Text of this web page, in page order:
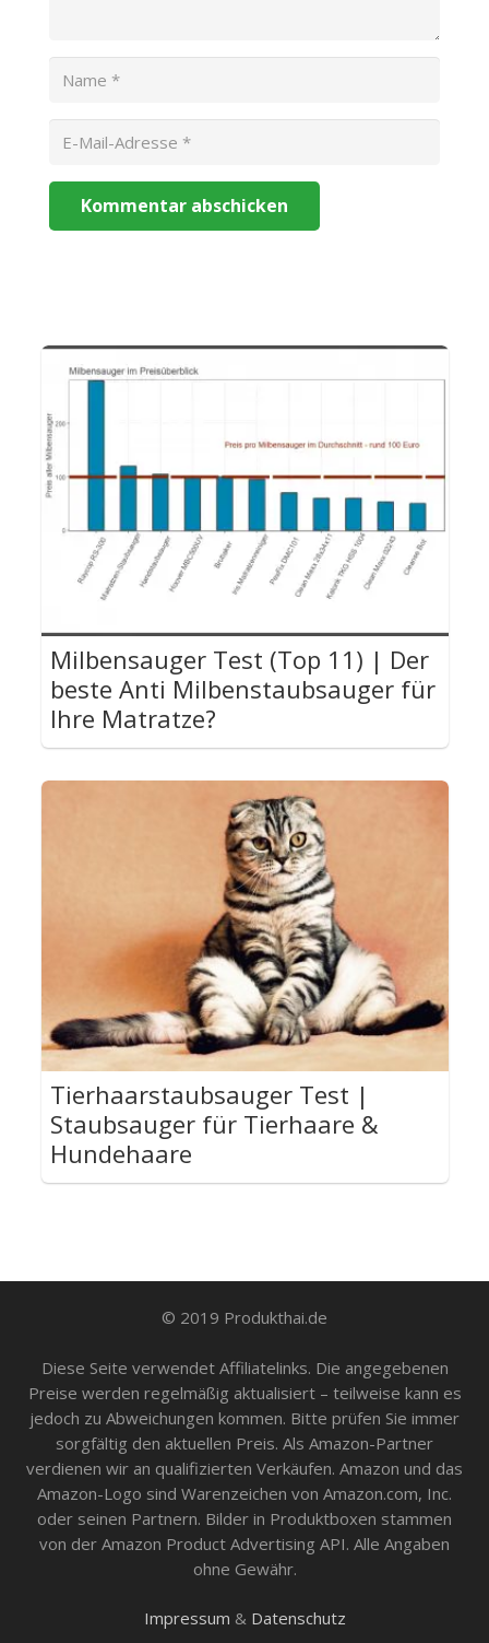
Kommentar abschicken
Milbensauger Test (Top 11) | Der
beste Anti Milbenstaubsauger für
Ihre Matratze?
Tierhaarstaubsauger Test |
Staubsauger für Tierhaare &
Hundehaare
© 2019 Produkthai.de
Diese Seite verwendet Affiliatelinks. Die angegebenen
Preise werden regelmäßig aktualisiert – teilweise kann es
jedoch zu Abweichungen kommen. Bitte prüfen Sie immer
sorgfältig den aktuellen Preis. Als Amazon-Partner
verdienen wir an qualifizierten Verkäufen. Amazon und das
Amazon-Logo sind Warenzeichen von Amazon.com, Inc.
oder seinen Partnern. Bilder in Produktboxen stammen
von der Amazon Product Advertising API. Alle Angaben
ohne Gewähr.
Impressum & Datenschutz